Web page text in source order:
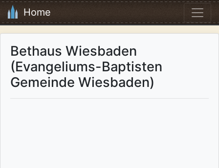
Home
Bethaus Wiesbaden
(Evangeliums-Baptisten
Gemeinde Wiesbaden)